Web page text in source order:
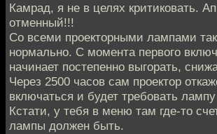
Камрад, я не в целях критиковать.
отменный!!!
Со всеми проекторными лампами
нормально. С момента первого
начинает постепенно выгорать,
Через 2500 часов сам проектор
включаться и будет требовать
Кстати, у тебя в меню там где-то
лампы должен быть.